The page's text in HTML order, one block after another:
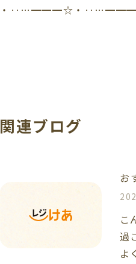
・‥…━━━☆・
関連ブログ
お
こ
過
よ